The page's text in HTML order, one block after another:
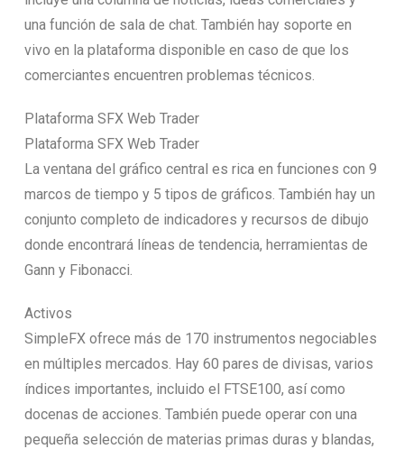
una función de sala de chat. También hay soporte en
vivo en la plataforma disponible en caso de que los
comerciantes encuentren problemas técnicos.
Plataforma SFX Web Trader
Plataforma SFX Web Trader
La ventana del gráfico central es rica en funciones con 9
marcos de tiempo y 5 tipos de gráficos. También hay un
conjunto completo de indicadores y recursos de dibujo
donde encontrará líneas de tendencia, herramientas de
Gann y Fibonacci.
Activos
SimpleFX ofrece más de 170 instrumentos negociables
en múltiples mercados. Hay 60 pares de divisas, varios
índices importantes, incluido el FTSE100, así como
docenas de acciones. También puede operar con una
pequeña selección de materias primas duras y blandas,